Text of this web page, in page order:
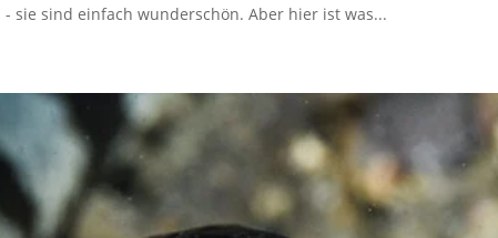
sie sind einfach wunderschön. Aber hier ist was...